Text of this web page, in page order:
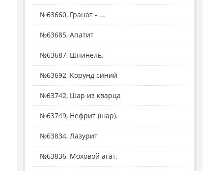
№63660, Гранат - ...
№63685, Апатит
№63687, Шпинель.
№63692, Корунд синий
№63742, Шар из кварца
№63749, Нефрит (шар).
№63834, Лазурит
№63836, Моховой агат.